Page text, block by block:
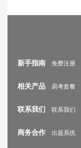
新手指南 免费注册
相关产品 易考套餐
联系我们 联系我们
商务合作 出题系统